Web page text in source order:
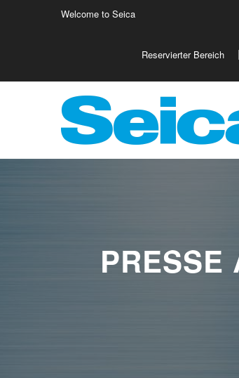
Italy
Austria
Belgio
Israele
Poland
Welcome to Seica
Reservierter Bereich
PRESSE